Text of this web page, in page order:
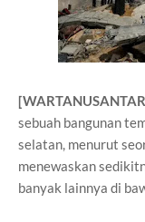
sebuah bangunan
selatan, menurut
menewaskan
banyak lainnya di